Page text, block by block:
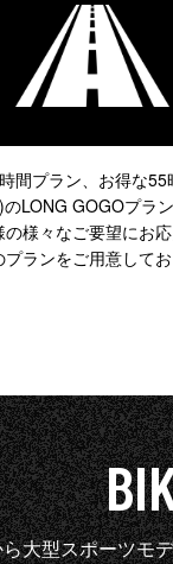
間プラン、お得な55
LONG GOGOプラン
の様々なご要望にお
プランをご用意して
大型スポーツモ